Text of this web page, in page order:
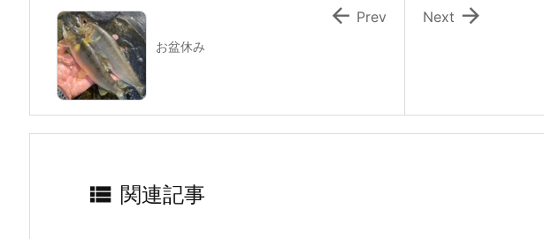

Next
お盆休み
 Prev
 関連記事